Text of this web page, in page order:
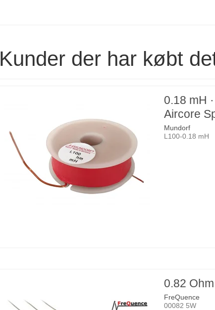
Kunder der har købt
0.18 mH
Aircore
Mundorf
L100-0.18 mH
0.82 Ohm
FreQuence
00082 5W